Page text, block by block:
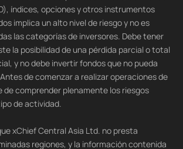
índices, opciones y otros instrumentos
implica un alto nivel de riesgo y no es
las categorías de inversores. Debe tener
la posibilidad de una pérdida parcial o total
y no debe invertir fondos que no pueda
de comenzar a realizar operaciones de
de comprender plenamente los riesgos
de actividad.
xChief Central Asia Ltd. no presta
regiones, y la información contenida